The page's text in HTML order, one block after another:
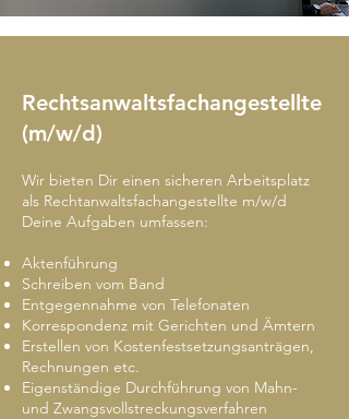
Rechtsanwaltsfachangestellte
(m/w/d)
Wir bieten Dir einen sicheren Arbeitsplatz
als Rechtanwaltsfachangestellte m/w/d
Deine Aufgaben umfassen:
Aktenführung
Schreiben vom Band
Entgegennahme von Telefonaten
Korrespondenz mit Gerichten und Ämtern
Erstellen von Kostenfestsetzungsanträgen,
Rechnungen etc.
Eigenständige Durchführung von Mahn-
und Zwangsvollstreckungsverfahren